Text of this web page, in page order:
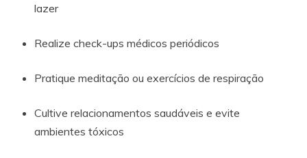
lazer
Realize check-ups médicos periódicos
Pratique meditação ou exercícios de respiração
Cultive relacionamentos saudáveis e evite
ambientes tóxicos